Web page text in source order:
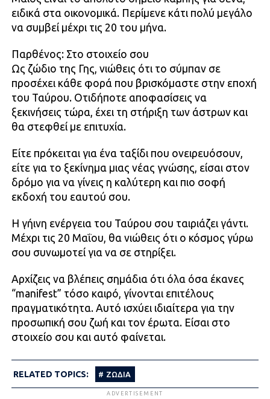
ειδικά στα οικονομικά. Περίμενε κάτι πολύ μεγάλο
να συμβεί μέχρι τις 20 του μήνα.
Παρθένος: Στο στοιχείο σου
Ως ζώδιο της Γης, νιώθεις ότι το σύμπαν σε
προσέχει κάθε φορά που βρισκόμαστε στην εποχή
του Ταύρου. Οτιδήποτε αποφασίσεις να
ξεκινήσεις τώρα, έχει τη στήριξη των άστρων και
θα στεφθεί με επιτυχία.
Είτε πρόκειται για ένα ταξίδι που ονειρευόσουν,
είτε για το ξεκίνημα μιας νέας γνώσης, είσαι στον
δρόμο για να γίνεις η καλύτερη και πιο σοφή
εκδοχή του εαυτού σου.
Η γήινη ενέργεια του Ταύρου σου ταιριάζει γάντι.
Μέχρι τις 20 Μαΐου, θα νιώθεις ότι ο κόσμος γύρω
σου συνωμοτεί για να σε στηρίξει.
Αρχίζεις να βλέπεις σημάδια ότι όλα όσα έκανες
“manifest” τόσο καιρό, γίνονται επιτέλους
πραγματικότητα. Αυτό ισχύει ιδιαίτερα για την
προσωπική σου ζωή και τον έρωτα. Είσαι στο
στοιχείο σου και αυτό φαίνεται.
RELATED TOPICS: ΖΩΔΙΑ
ADVERTISEMENT